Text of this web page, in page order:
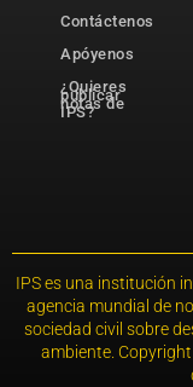
Contáctenos
Apóyenos
¿Quieres
publicar
notas de
IPS?
IPS es una institución
agencia mundial de
sociedad civil sobre
ambiente.